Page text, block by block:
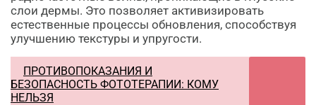
слои дермы. Это позволяет активизировать
естественные процессы обновления, способствуя
улучшению текстуры и упругости.
ПРОТИВОПОКАЗАНИЯ И
БЕЗОПАСНОСТЬ ФОТОТЕРАПИИ: КОМУ
НЕЛЬЗЯ